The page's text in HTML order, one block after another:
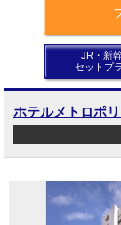
JR・新
セットプ
ホテルメトロポ